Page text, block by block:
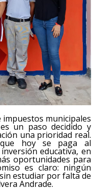
municipales
un paso decidido y
una prioridad real.
hoy se paga al
educativa, en
oportunidades para
es claro: ningún
estudiar por falta de
Andrade.